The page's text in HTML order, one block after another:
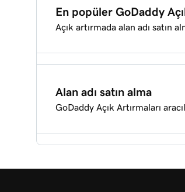
En popüler GoDaddy
Açık artırmada alan adı satın
GoDaddy Açık Artırmaları®
Alan adı satın alma
GoDaddy Açık Artırmaları